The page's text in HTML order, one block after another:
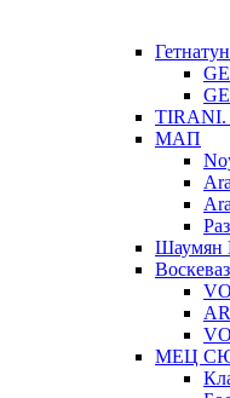
МАП
Шаумян
МЕЦ